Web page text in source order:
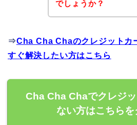
でしょうか？
⇒Cha Cha Chaのクレジットカ
すぐ解決したい方はこちら
Cha Cha Chaでクレジ
ない方はこちらを